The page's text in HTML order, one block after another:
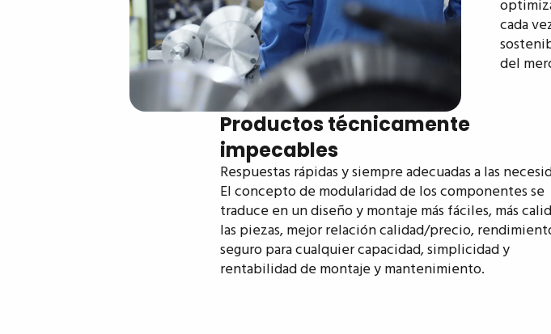
cada
del
Productos técnicamente
impecables
Respuestas rápidas y siempre adecuadas a las
El concepto de modularidad de los componentes se
traduce en un diseño y montaje más fáciles, más
las piezas, mejor relación calidad/precio,
seguro para cualquier capacidad, simplicidad y
rentabilidad de montaje y mantenimiento.